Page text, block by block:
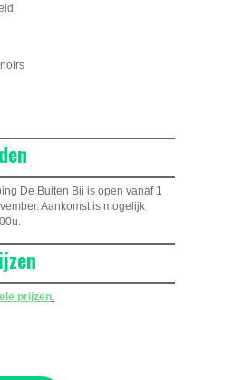
De Buiten Bij is open vanaf 1
Aankomst is mogelijk
prijzen.